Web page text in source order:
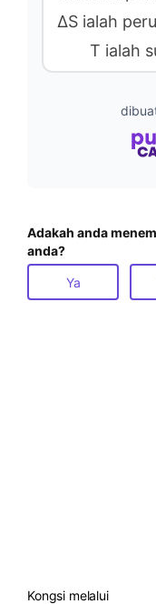
ΔS ialah
T ialah
Adakah anda
anda?
Ya
Kongsi melalui